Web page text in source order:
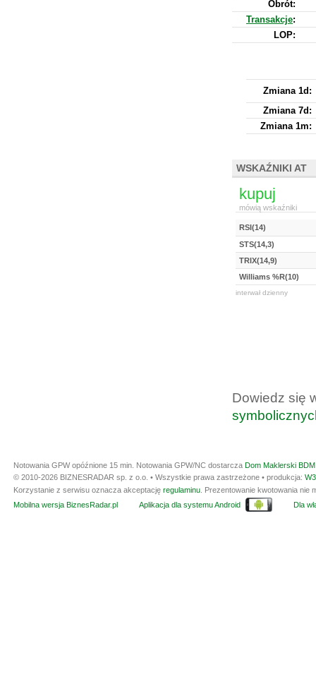
Obrót:
Transakcje:
LOP:
Zmiana 1d:
Zmiana 7d:
Zmiana 1m:
WSKAŹNIKI AT
kupuj
mówią wskaźniki
RSI(14)
STS(14,3)
TRIX(14,9)
Williams %R(10)
interwał dzienny
Dowiedz się
Notowania GPW opóźnione 15 min. Notowania GPW/NC dostarcza Dom Maklerski
© 2010-2026 BIZNESRADAR sp. z o.o. • Wszystkie prawa zastrzeżone • produkcja:
Korzystanie z serwisu oznacza akceptację regulaminu . Prezentowanie kwotowania
Mobilna wersja BiznesRadar.pl
Aplikacja dla systemu Android Dla